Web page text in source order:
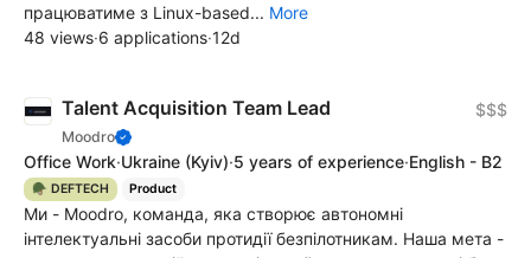
працюватиме з Linux-based... More
48 views·6 applications·12d
Talent Acquisition Team Lead
Moodro
$$$
Office Work·Ukraine (Kyiv)·5 years of experience·English - B2
🪖 DEFTECH Product
Ми - Moodro, команда, яка створює автономні
інтелектуальні засоби протидії безпілотникам. Наша мета -